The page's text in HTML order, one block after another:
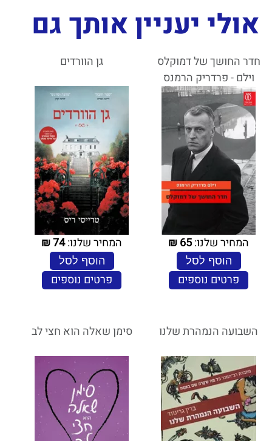
אולי יעניין אותך גם
חדר החושך של דמוקלס
וילם - פרדריק הרמנס
המחיר שלנו:65
₪
הוסף לסל
פרטים נוספים
גן הוורדים
המחיר שלנו:74
₪
הוסף לסל
פרטים נוספים
השבועה הנמהרת שלנו סימן שאלה הוא חצי לב